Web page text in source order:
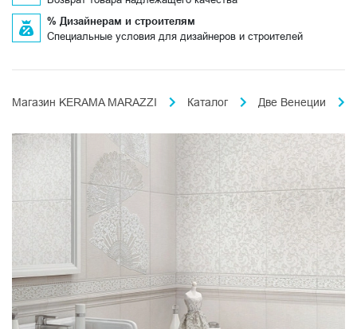
% Дизайнерам и строителям
Специальные условия для дизайнеров и строителей
Магазин KERAMA MARAZZI Каталог Две Венеции